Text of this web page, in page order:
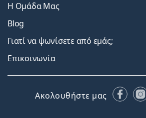
Η Ομάδα Μας
Blog
Γιατί να ψωνίσετε από εμάς;
Επικοινωνία
Ακολουθήστε μας